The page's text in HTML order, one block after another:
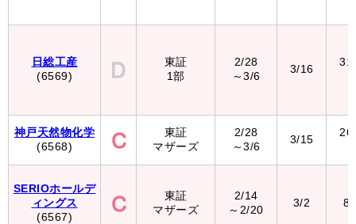
日総工産
(6569)
神戸天然物化学
(6568)
SERIOホールデ
ィングス
(6567)
東証
1部
2/28
～3/6
3/16
東証
マザーズ
2/28
～3/6
3/15
東証
マザーズ
2/14
～2/20
3/2